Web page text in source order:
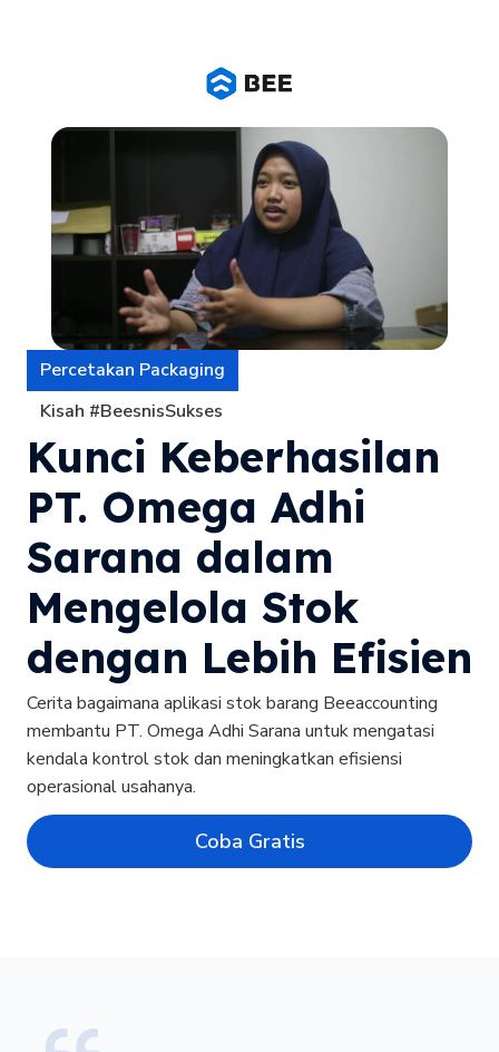
Percetakan Packaging
Kisah #BeesnisSukses
Kunci Keberhasilan
PT. Omega Adhi
Sarana dalam
Mengelola Stok
dengan Lebih Efisien
Cerita bagaimana aplikasi stok barang Beeaccounting
membantu PT. Omega Adhi Sarana untuk mengatasi
kendala kontrol stok dan meningkatkan efisiensi
operasional usahanya.
Coba Gratis